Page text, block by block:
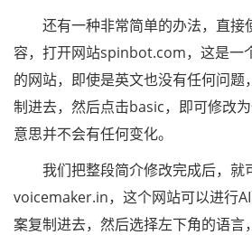
还有一种非常简单的办法，直接
容，打开网站spinbot.com，这是一
的网站，即使是英文也没有任何问题
制进去，然后点击basic，即可修改
意思并不会有任何变化。
我们把整段简介修改完成后，就
voicemaker.in，这个网站可以进行
案复制进去，然后选择左下角的语言